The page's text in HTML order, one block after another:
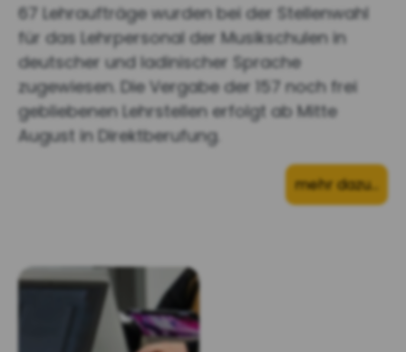
67 Lehraufträge wurden bei der Stellenwahl
für das Lehrpersonal der Musikschulen in
deutscher und ladinischer Sprache
zugewiesen. Die Vergabe der 157 noch frei
gebliebenen Lehrstellen erfolgt ab Mitte
August in Direktberufung.
mehr dazu…